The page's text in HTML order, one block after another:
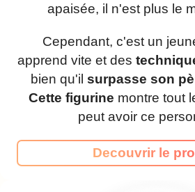
apaisée, il n'est plus le
Cependant, c'est un
apprend vite et des
bien qu'il surpasse son
Cette figurine montre tout
peut avoir ce
Decouvrir le